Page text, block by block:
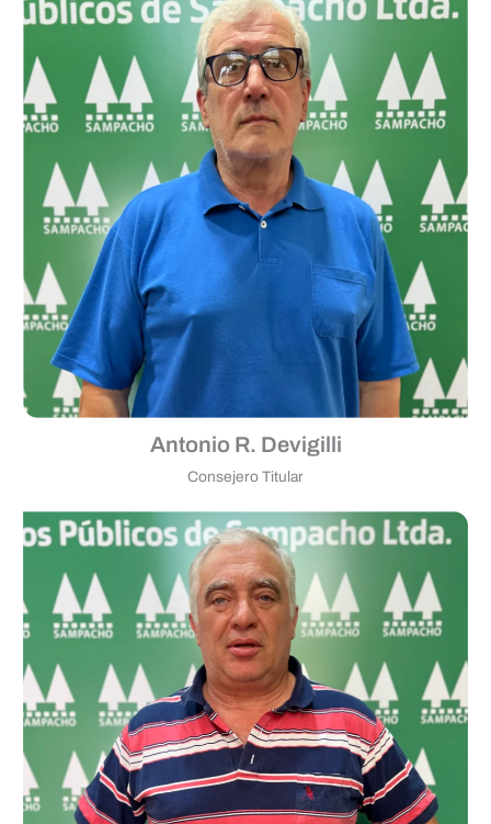
Antonio R. Devigilli
Consejero Titular